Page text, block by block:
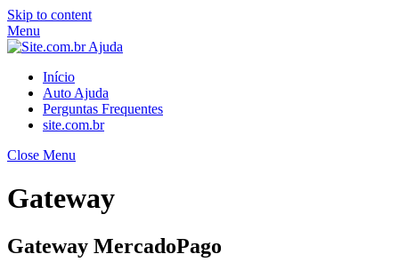
Skip to content
Menu
Início
Auto Ajuda
Perguntas Frequentes
site.com.br
Close Menu
Gateway
Gateway MercadoPago